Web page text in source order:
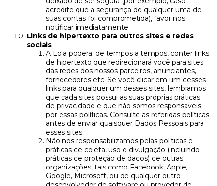
acredite que a segurança de qualquer uma de
suas contas foi comprometida), favor nos
notificar imediatamente.
Links de hipertexto para outros sites e redes
sociais
A Loja poderá, de tempos a tempos, conter links
de hipertexto que redirecionará você para sites
das redes dos nossos parceiros, anunciantes,
fornecedores etc. Se você clicar em um desses
links para qualquer um desses sites, lembramos
que cada sites possui as suas próprias práticas
de privacidade e que não somos responsáveis
por essas políticas. Consulte as referidas políticas
antes de enviar quaisquer Dados Pessoais para
esses sites.
Não nos responsabilizamos pelas políticas e
práticas de coleta, uso e divulgação (incluindo
práticas de proteção de dados) de outras
organizações, tais como Facebook, Apple,
Google, Microsoft, ou de qualquer outro